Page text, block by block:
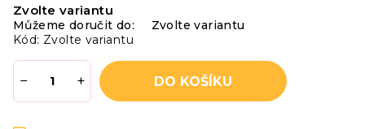
cena:
Zvolte variantu
Můžeme doručit do:
Zvolte variantu
Kód: Zvolte variantu
+
− DO KOŠÍKU